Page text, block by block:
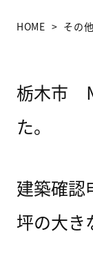
HOME その他
栃木市
た。
建築確
坪の大き